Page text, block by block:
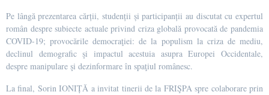
Pe lângă prezentarea cărții, studenții și participanții au discutat cu expertul
român despre subiecte actuale privind criza globală provocată de pandemia
COVID-19; provocările democraţiei: de la populism la criza de mediu,
declinul demografic şi impactul acestuia asupra Europei Occidentale,
despre manipulare şi dezinformare în spaţiul românesc.
La final, Sorin IONIȚĂ a invitat tinerii de la FRIŞPA spre colaborare prin